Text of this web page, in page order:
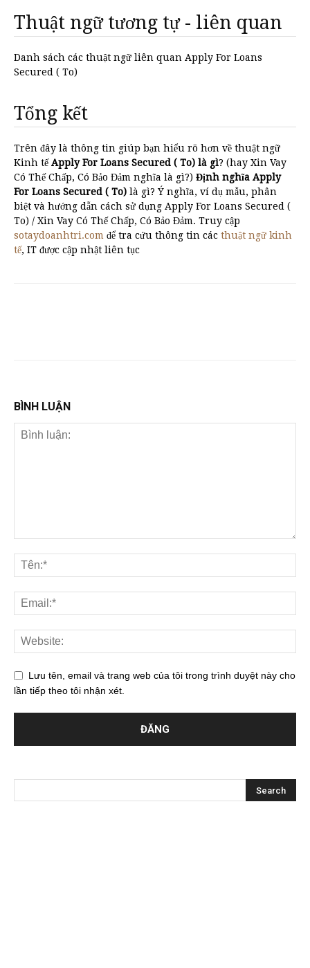
Thuật ngữ tương tự - liên quan
Danh sách các thuật ngữ liên quan Apply For Loans
Secured ( To)
Tổng kết
Trên đây là thông tin giúp bạn hiểu rõ hơn về thuật ngữ
Kinh tếApply For Loans Secured ( To) là gì? (hay Xin Vay
Có Thế Chấp, Có Bảo Đảm nghĩa là gì?) Định nghĩa Apply
For Loans Secured ( To) là gì? Ý nghĩa, ví dụ mẫu, phân
biệt và hướng dẫn cách sử dụng Apply For Loans Secured (
To) / Xin Vay Có Thế Chấp, Có Bảo Đảm. Truy cập
sotaydoanhtri.com để tra cứu thông tin các thuật ngữ kinh
tế, IT được cập nhật liên tục
BÌNH LUẬN
Lưu tên, email và trang web của tôi trong trình duyệt này cho
lần tiếp theo tôi nhận xét.